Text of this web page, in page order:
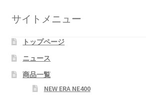
ゲ
ー
シ
ョ
サイトメニュー
トップページ
ニュース
商品一覧
NEW ERA NE400